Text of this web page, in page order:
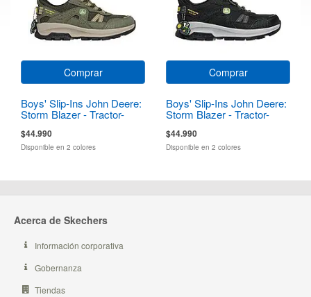
Comprar
Boys' Slip-Ins John Deere:
Storm Blazer - Tractor-
$44.990
Disponible en 2 colores
Comprar
Boys' Slip-Ins John Deere:
Storm Blazer - Tractor-
$44.990
Disponible en 2 colores
Acerca de Skechers
Información corporativa
Gobernanza
Tiendas